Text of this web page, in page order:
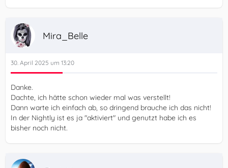
Mira_Belle
30. April 2025 um 13:20
Danke.
Dachte, ich hätte schon wieder mal was verstellt!
Dann warte ich einfach ab, so dringend brauche ich das nicht!
In der Nightly ist es ja "aktiviert" und genutzt habe ich es
bisher noch nicht.